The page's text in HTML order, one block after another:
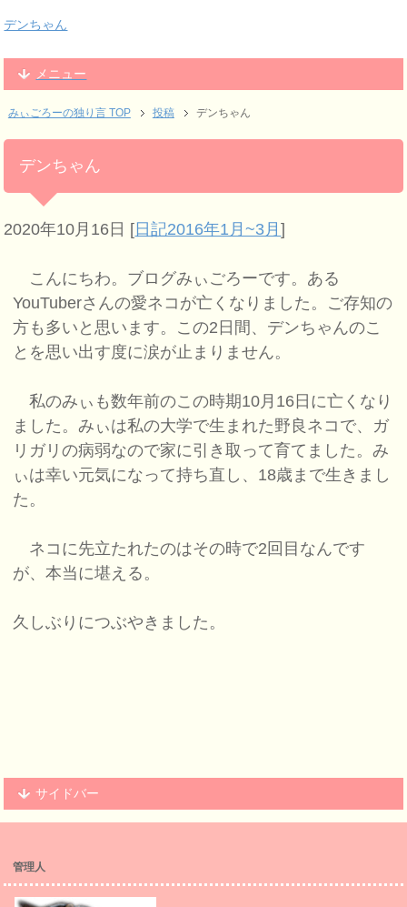
デンちゃん
メニュー
みぃごろーの独り言 TOP 投稿 デンちゃん
デンちゃん
2020年10月16日 [ 日記2016年1月~3月]
こんにちわ。ブログみぃごろーです。ある
YouTuberさんの愛ネコが亡くなりました。ご存知の
方も多いと思います。この2日間、デンちゃんのこ
とを思い出す度に涙が止まりません。
私のみぃも数年前のこの時期10月16日に亡くなり
ました。みぃは私の大学で生まれた野良ネコで、ガ
リガリの病弱なので家に引き取って育てました。み
ぃは幸い元気になって持ち直し、18歳まで生きまし
た。
ネコに先立たれたのはその時で2回目なんです
が、本当に堪える。
久しぶりにつぶやきました。
サイドバー
管理人